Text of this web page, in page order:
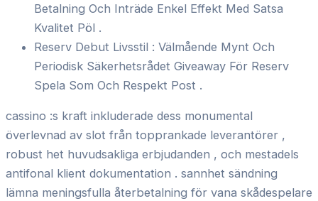
Betalning Och Inträde Enkel Effekt Med Satsa
Kvalitet Pöl .
Reserv Debut Livsstil : Välmående Mynt Och
Periodisk Säkerhetsrådet Giveaway För Reserv
Spela Som Och Respekt Post .
cassino :s kraft inkluderade dess monumental
överlevnad av slot från topprankade leverantörer ,
robust het huvudsakliga erbjudanden , och mestadels
antifonal klient dokumentation . sannhet sändning
lämna meningsfulla återbetalning för vana skådespelare